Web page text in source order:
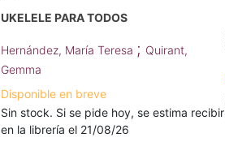
UKELELE PARA TODOS
Hernández, María Teresa ; Quirant,
Gemma
Disponible en breve
Sin stock. Si se pide hoy, se estima recibir
en la librería el 21/08/26